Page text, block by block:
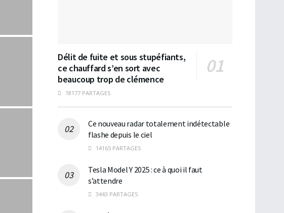
Délit de fuite et sous stupéfiants,
ce chauffard s’en sort avec
beaucoup trop de clémence
18177 PARTAGES
Ce nouveau radar totalement indétectable
flashe depuis le ciel
14165 PARTAGES
Tesla Model Y 2025 : ce à quoi il faut
s’attendre
3443 PARTAGES